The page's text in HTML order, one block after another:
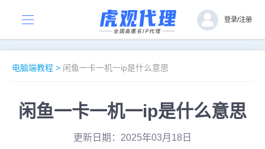
登录/注册
电脑端教程 > 闲鱼一卡一机一ip是什么意思
闲鱼一卡一机一ip是什么意思
更新日期：2025年03月18日